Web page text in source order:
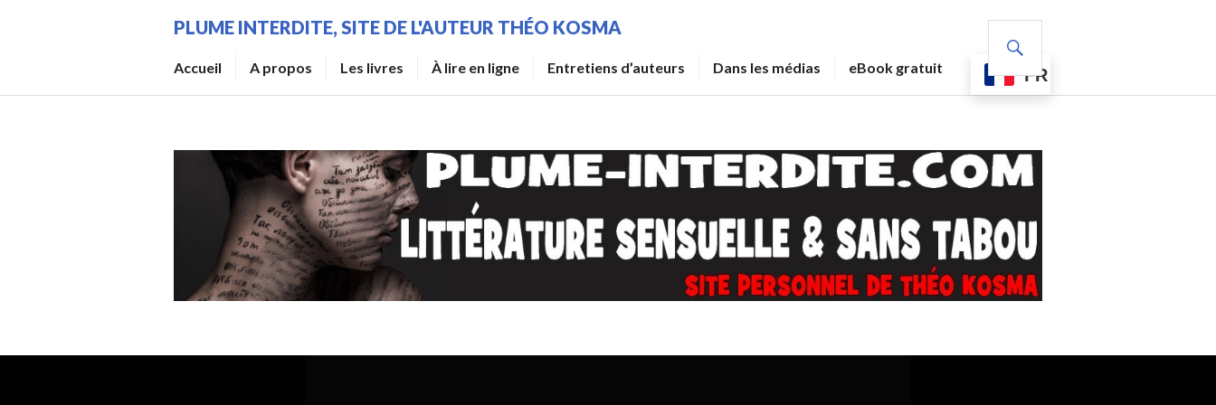
principal
PLUME INTERDITE, SITE DE L'AUTEUR THÉO KOSMA
Accueil A propos Les livres À lire en ligne Entretiens d’auteurs Dans les médias eBook gratuit FR